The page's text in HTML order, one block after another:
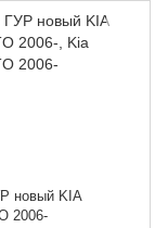
новый KIA
2006-